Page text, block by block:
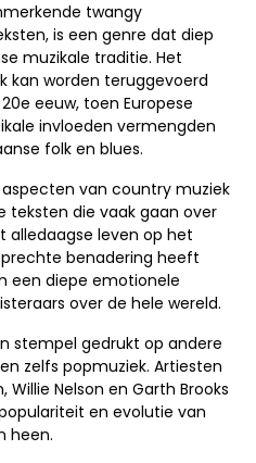
twangy
is een genre dat diep
muzikale traditie. Het
kan worden teruggevoerd
eeuw, toen Europese
invloeden vermengden
folk en blues.
van country muziek
teksten die vaak gaan over
alledaagse leven op het
benadering heeft
een diepe emotionele
over de hele wereld.
stempel gedrukt op andere
zelfs popmuziek. Artiesten
Willie Nelson en Garth Brooks
en evolutie van
heen.